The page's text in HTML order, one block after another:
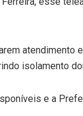
atendimento
isolamento
e a